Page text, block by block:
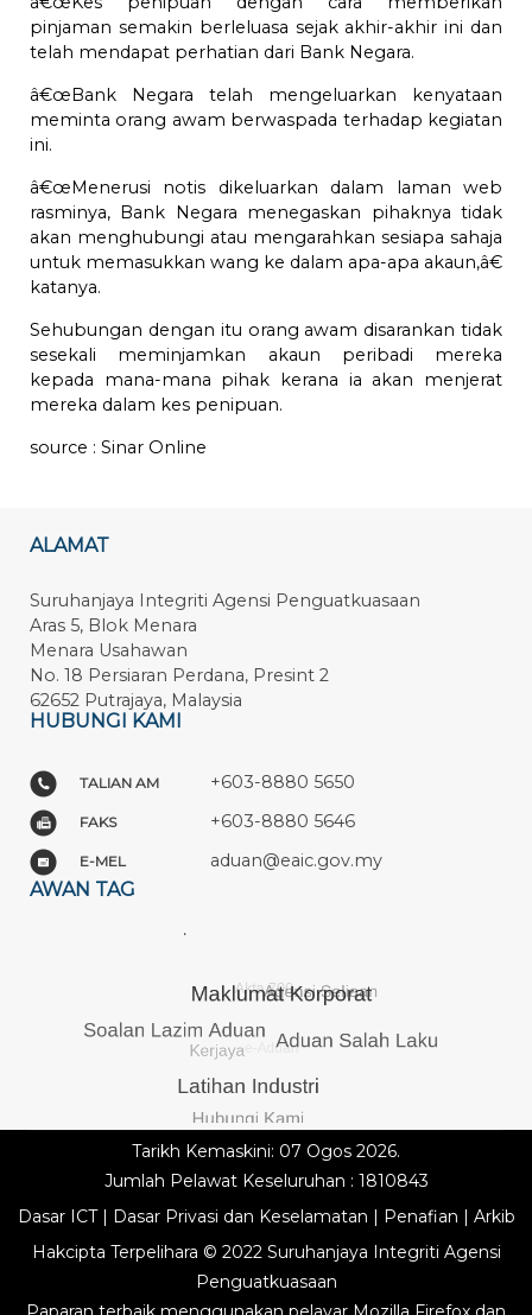
pinjaman semakin berleluasa sejak akhir-akhir ini dan
telah mendapat perhatian dari Bank Negara.
â€œBank Negara telah mengeluarkan kenyataan
meminta orang awam berwaspada terhadap kegiatan
ini.
â€œMenerusi notis dikeluarkan dalam laman web
rasminya, Bank Negara menegaskan pihaknya tidak
akan menghubungi atau mengarahkan sesiapa sahaja
untuk memasukkan wang ke dalam apa-apa akaun,â€
katanya.
Sehubungan dengan itu orang awam disarankan tidak
sesekali meminjamkan akaun peribadi mereka
kepada mana-mana pihak kerana ia akan menjerat
mereka dalam kes penipuan.
source : Sinar Online
ALAMAT
Suruhanjaya Integriti Agensi Penguatkuasaan
Aras 5, Blok Menara
Menara Usahawan
No. 18 Persiaran Perdana, Presint 2
62652 Putrajaya, Malaysia
HUBUNGI KAMI
TALIAN AM +603-8880 5650
FAKS +603-8880 5646
E-MEL aduan@eaic.gov.my
AWAN TAG
Tarikh Kemaskini: 07 Ogos 2026.
Jumlah Pelawat Keseluruhan : 1810843
Dasar ICT| Dasar Privasi dan Keselamatan | Penafian | Arkib
Hakcipta Terpelihara © 2022 Suruhanjaya Integriti Agensi
Penguatkuasaan